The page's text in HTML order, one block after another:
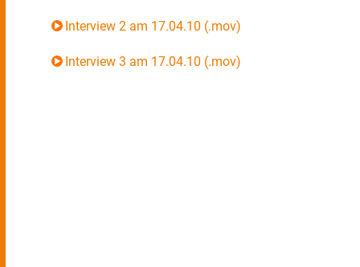
Interview 2 am 17.04.10 (.mov)
Interview 3 am 17.04.10 (.mov)